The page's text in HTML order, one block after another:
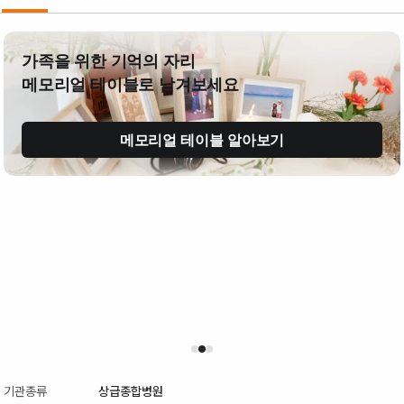
가족을 위한 기억의 자리
메모리얼 테이블로 남겨보세요
메모리얼 테이블 알아보기
기관종류
상급종합병원